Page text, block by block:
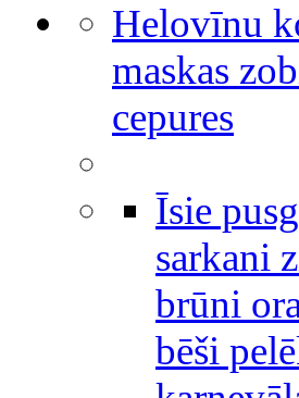
Helovīnu
maskas
cepures
Īsie
sarkani
brūni
bēši